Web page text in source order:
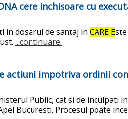
cere inchisoare cu
in dosarul de santaj in CARE E
...continuare.
actiuni impotriva ordinii
Public, cat si de inculpati
Bucuresti. Procesul poate